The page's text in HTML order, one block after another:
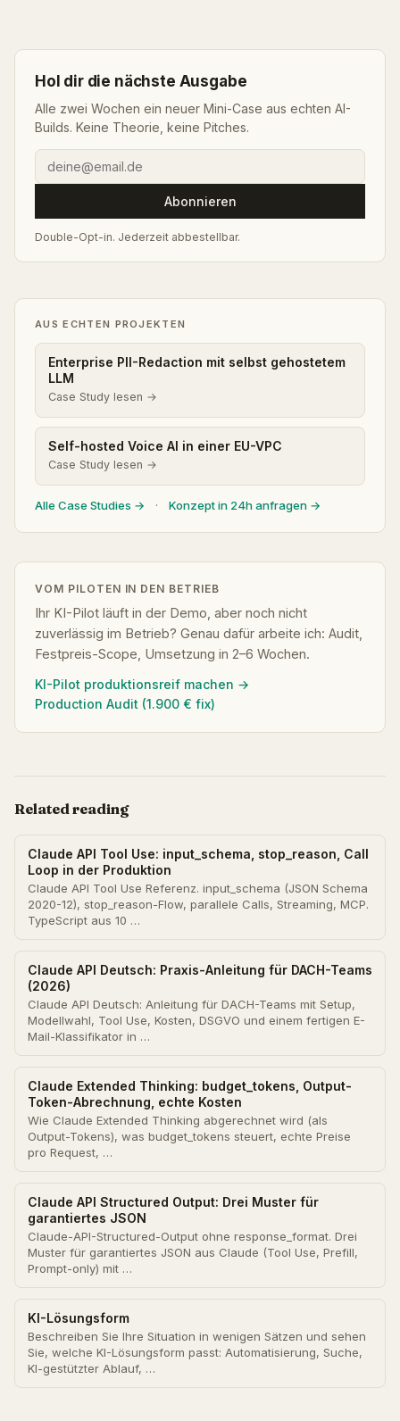
Hol dir die nächste Ausgabe
Alle zwei Wochen ein neuer Mini-Case aus echten AI-
Builds. Keine Theorie, keine Pitches.
Abonnieren
Double-Opt-in. Jederzeit abbestellbar.
AUS ECHTEN PROJEKTEN
Enterprise PII-Redaction mit selbst gehostetem
LLM
Case Study lesen →
Self-hosted Voice AI in einer EU-VPC
Case Study lesen →
Alle Case Studies → · Konzept in 24h anfragen →
VOM PILOTEN IN DEN BETRIEB
Ihr KI-Pilot läuft in der Demo, aber noch nicht
zuverlässig im Betrieb? Genau dafür arbeite ich: Audit,
Festpreis-Scope, Umsetzung in 2–6 Wochen.
KI-Pilot produktionsreif machen →
Production Audit (1.900 € fix)
Related reading
Claude API Tool Use: input_schema, stop_reason, Call
Loop in der Produktion
Claude API Tool Use Referenz. input_schema (JSON Schema
2020-12), stop_reason-Flow, parallele Calls, Streaming, MCP.
TypeScript aus 10 …
Claude API Deutsch: Praxis-Anleitung für DACH-Teams
(2026)
Claude API Deutsch: Anleitung für DACH-Teams mit Setup,
Modellwahl, Tool Use, Kosten, DSGVO und einem fertigen E-
Mail-Klassifikator in …
Claude Extended Thinking: budget_tokens, Output-
Token-Abrechnung, echte Kosten
Wie Claude Extended Thinking abgerechnet wird (als
Output-Tokens), was budget_tokens steuert, echte Preise
pro Request, …
Claude API Structured Output: Drei Muster für
garantiertes JSON
Claude-API-Structured-Output ohne response_format. Drei
Muster für garantiertes JSON aus Claude (Tool Use, Prefill,
Prompt-only) mit …
KI-Lösungsform
Beschreiben Sie Ihre Situation in wenigen Sätzen und sehen
Sie, welche KI-Lösungsform passt: Automatisierung, Suche,
KI-gestützter Ablauf, …